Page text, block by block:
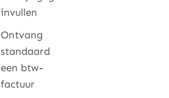
invullen
Ontvang
standaard
een btw-
factuur